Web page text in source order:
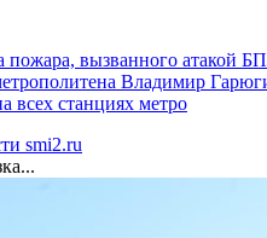
пожара, вызванного атакой
Владимир
всех станциях метро
smi2.ru